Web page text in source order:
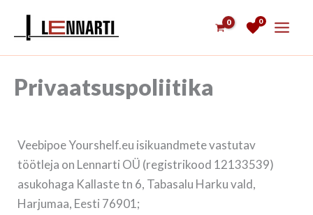
0
Privaatsuspoliitika
Veebipoe Yourshelf.eu isikuandmete vastutav
töötleja on Lennarti OÜ (registrikood 12133539)
asukohaga Kallaste tn 6, Tabasalu Harku vald,
Harjumaa, Eesti 76901;